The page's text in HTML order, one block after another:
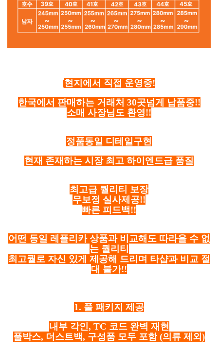
현지에서 직접 운영중!
한국에서 판매하는 거래처 30곳넘게 납품중!!
소매 사장님도 환영!!
정품동일 디테일구현
현재 존재하는 시장 최고 하이엔드급 품질
최고급 퀄리티 보장
무보정 실사제공!!
빠른 피드백!!
어떤 동일 레플리카 상품과 비교해도 따라올 수 없
는 퀄리티
최고퀄로 자신 있게 제공해 드리며 타샵과 비교 절
대 불가!!
1. 풀 패키지 제공
내부 각인, TC 코드 완벽 재현
풀박스, 더스트백, 구성품 모두 포함 (의류 제외)